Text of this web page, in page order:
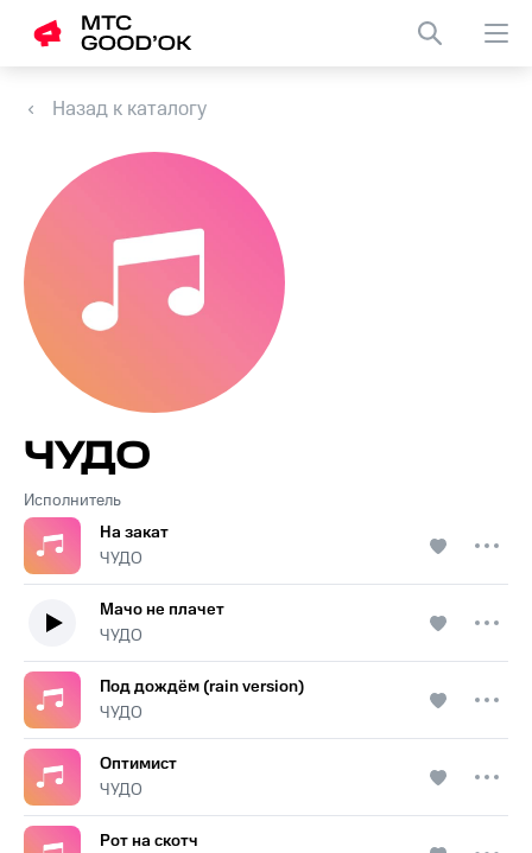
Назад к каталогу
Исполнитель
ЧУДО
На закат
ЧУДО
Мачо не плачет
ЧУДО
Под дождём (rain version)
ЧУДО
Оптимист
ЧУДО
Рот на скотч